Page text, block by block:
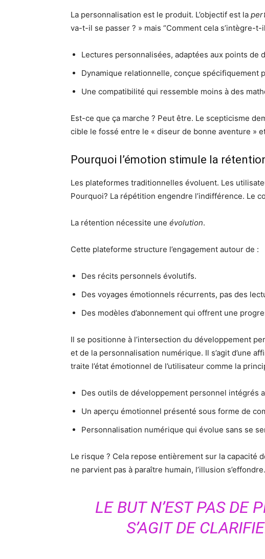
La personnalisation est le produit. L’objectif est la
va-t-il se passer ? » mais “Comment cela s’intègre-
Lectures personnalisées, adaptées aux points de
Dynamique relationnelle, conçue spécifiquement
Une compatibilité qui ressemble moins à des
Est-ce que ça marche ? Peut être. Le scepticisme
cible le fossé entre le « diseur de bonne aventure »
Pourquoi l’émotion stimule la
Les plateformes traditionnelles évoluent. Les
Pourquoi? La répétition engendre l’indifférence. Le
La rétention nécessite une évolution.
Cette plateforme structure l’engagement autour de :
Des récits personnels évolutifs.
Des voyages émotionnels récurrents, pas des
Des modèles d’abonnement qui offrent une
Il se positionne à l’intersection du développement
et de la personnalisation numérique. Il s’agit d’une
traite l’état émotionnel de l’utilisateur comme la
Des outils de développement personnel intégrés
Un aperçu émotionnel présenté sous forme de
Personnalisation numérique qui évolue sans se
Le risque ? Cela repose entièrement sur la capacité
ne parvient pas à paraître humain, l’illusion s’effondre.
LE BUT N’EST PAS DE
S’AGIT DE